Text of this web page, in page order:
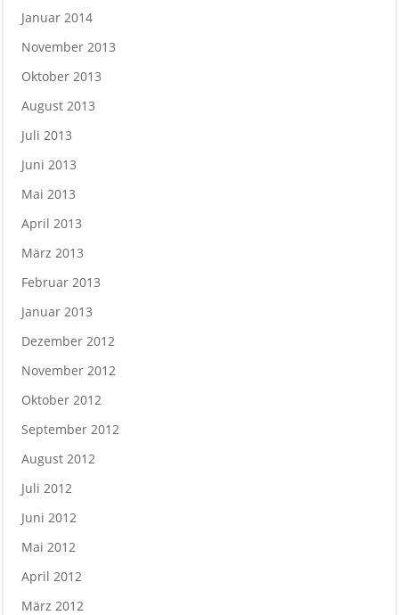
Januar 2014
November 2013
Oktober 2013
August 2013
Juli 2013
Juni 2013
Mai 2013
April 2013
März 2013
Februar 2013
Januar 2013
Dezember 2012
November 2012
Oktober 2012
September 2012
August 2012
Juli 2012
Juni 2012
Mai 2012
April 2012
März 2012